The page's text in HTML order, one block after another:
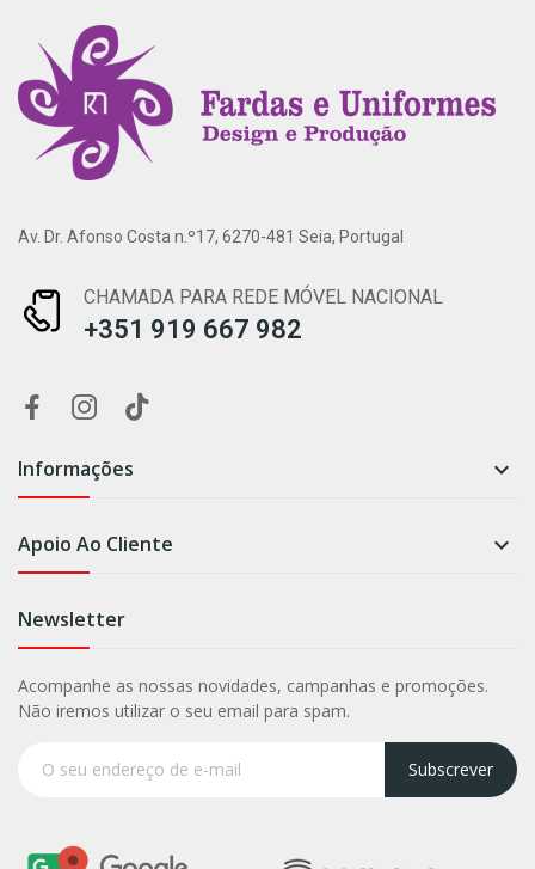
Av. Dr. Afonso Costa n.º17, 6270-481 Seia, Portugal
CHAMADA PARA REDE MÓVEL NACIONAL
+351 919 667 982
Informações 
Apoio Ao Cliente 
Newsletter
Acompanhe as nossas novidades, campanhas e promoções.
Não iremos utilizar o seu email para spam.
Subscrever